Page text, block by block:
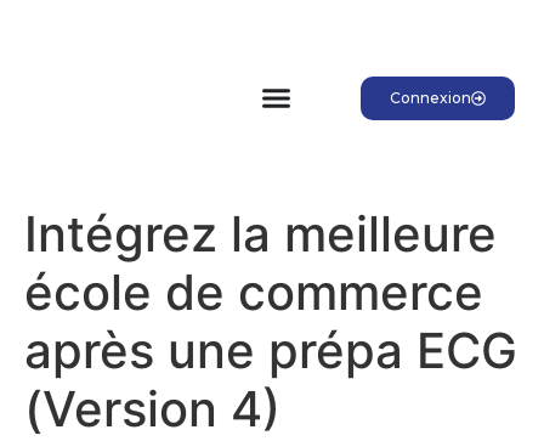
Connexion
Intégrez la meilleure
école de commerce
après une prépa ECG
(Version 4)